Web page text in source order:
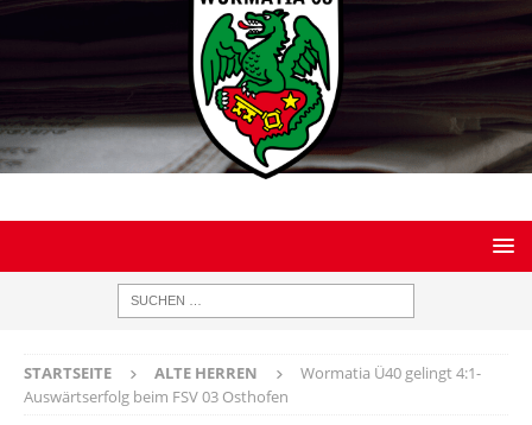
STARTSEITE ALTE HERREN
Wormatia Ü40 gelingt 4:1-
Auswärtserfolg beim FSV 03 Osthofen